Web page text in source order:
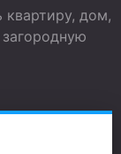
дом,